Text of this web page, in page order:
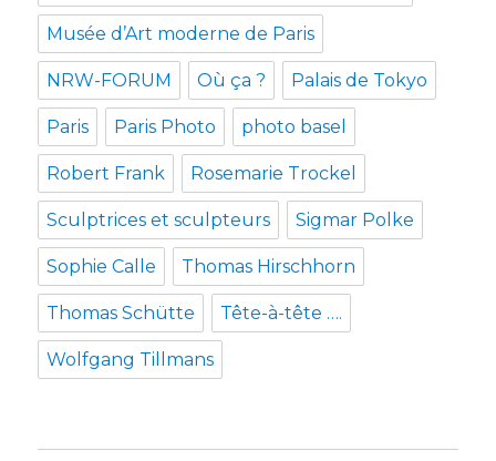
Musée d’Art moderne de Paris
NRW-FORUM Où ça ? Palais de Tokyo
Paris Paris Photo photo basel
Robert Frank Rosemarie Trockel
Sculptrices et sculpteurs Sigmar Polke
Sophie Calle Thomas Hirschhorn
Thomas Schütte Tête-à-tête ….
Wolfgang Tillmans